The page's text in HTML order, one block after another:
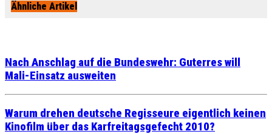
Ähnliche Artikel
Nach Anschlag auf die Bundeswehr: Guterres will
Mali-Einsatz ausweiten
Warum drehen deutsche Regisseure eigentlich keinen
Kinofilm über das Karfreitagsgefecht 2010?